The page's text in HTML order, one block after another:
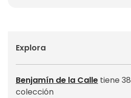
Explora
Benjamín de la Calle tiene
colección